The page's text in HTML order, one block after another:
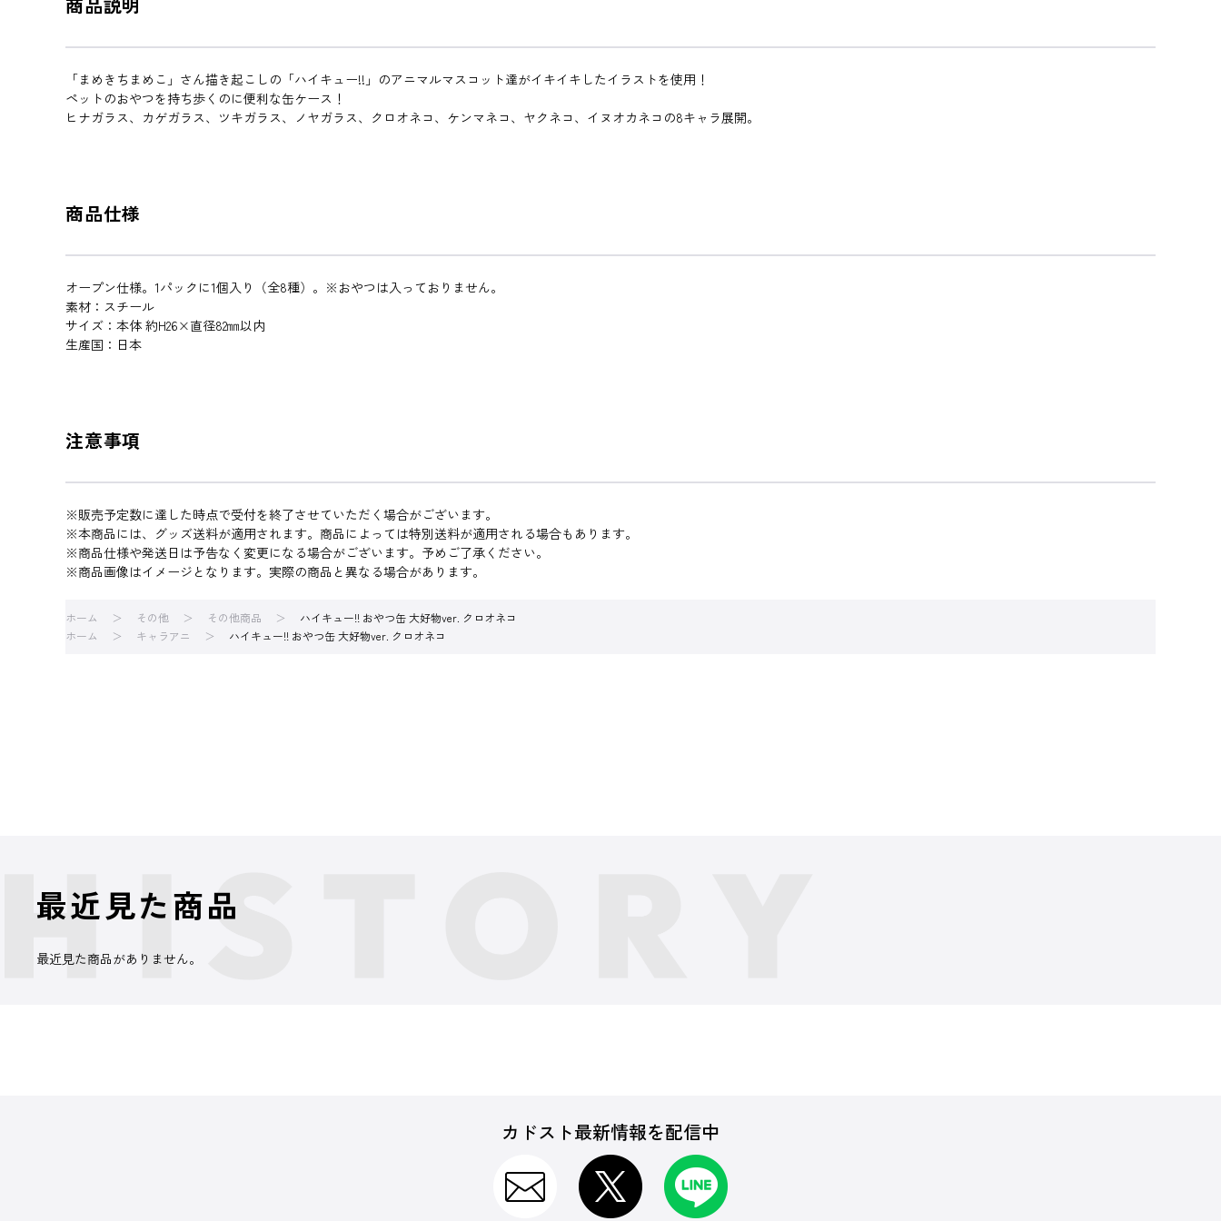
「まめきちまめこ」さん描き起こしの「ハイキュー!!」のアニマルマスコット達がイキイキしたイラストを使用！
ペットのおやつを持ち歩くのに便利な缶ケース！
ヒナガラス、カゲガラス、ツキガラス、ノヤガラス、クロオネコ、ケンマネコ、ヤクネコ、イヌオカネコの8キャラ展開。
商品仕様
オープン仕様。1パックに1個入り（全8種）。※おやつは入っておりません。
素材：スチール
サイズ：本体 約H26×直径82㎜以内
生産国：日本
注意事項
※販売予定数に達した時点で受付を終了させていただく場合がございます。
※本商品には、グッズ送料が適用されます。商品によっては特別送料が適用される場合もあります。
※商品仕様や発送日は予告なく変更になる場合がございます。予めご了承ください。
※商品画像はイメージとなります。実際の商品と異なる場合があります。
ホーム その他 その他商品
ハイキュー!! おやつ缶 大好物ver. クロオネコ
ホーム
キャラアニ ハイキュー!! おやつ缶 大好物ver. クロオネコ
最近見た商品
最近見た商品がありません。
カドスト最新情報を配信中